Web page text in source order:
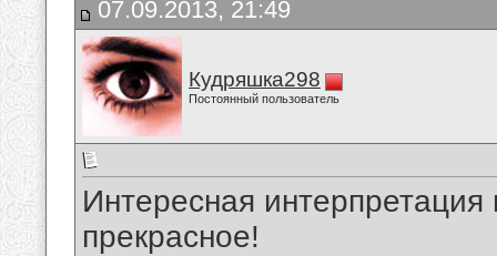
07.09.2013, 21:49
Кудряшка298
Постоянный пользователь
Интересная
прекрасное!